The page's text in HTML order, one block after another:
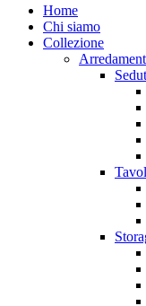
Close
Menu
Home
Chi siamo
Collezione